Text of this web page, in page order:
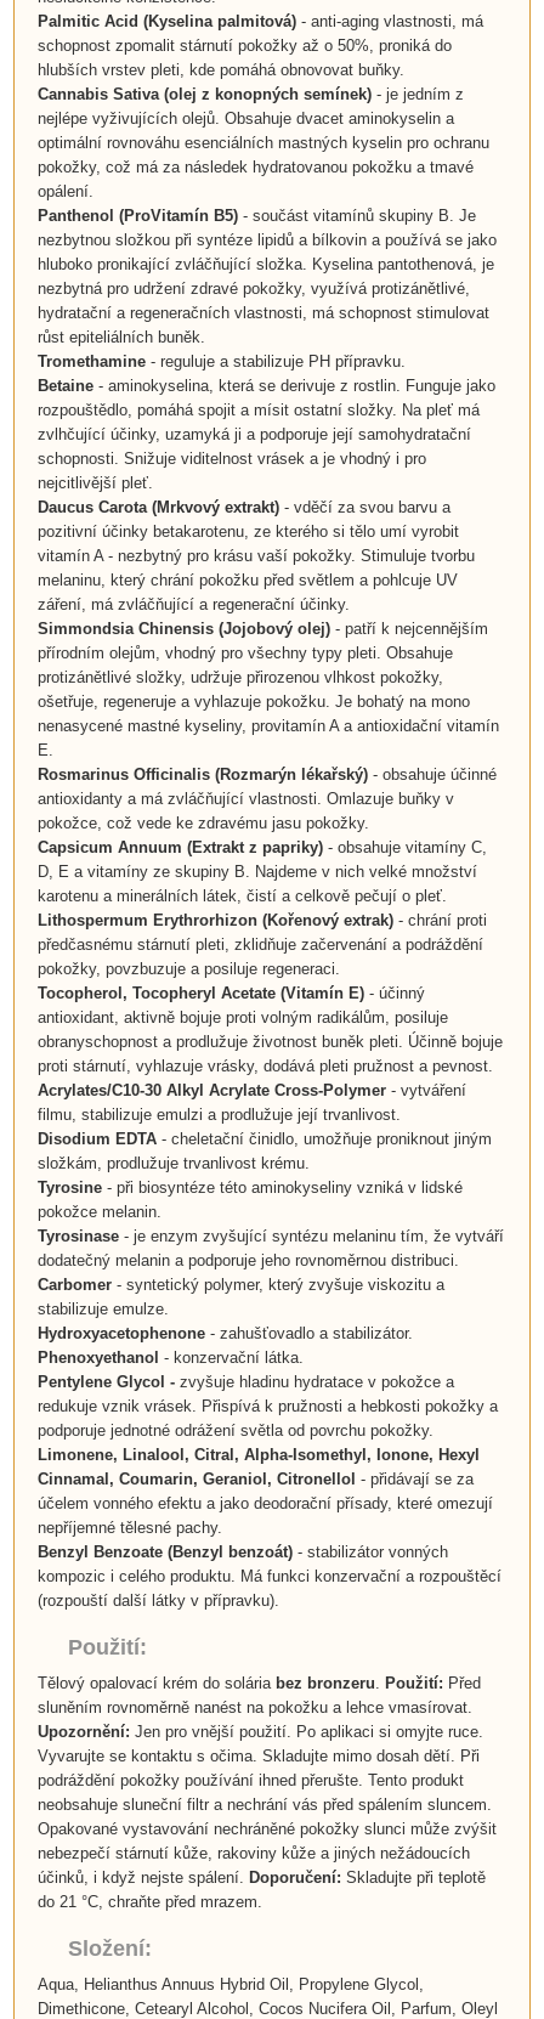
Palmitic Acid (Kyselina palmitová)- anti-aging vlastnosti, má
schopnost zpomalit stárnutí pokožky až o 50%, proniká do
hlubších vrstev pleti, kde pomáhá obnovovat buňky.
Cannabis Sativa (olej z konopných semínek)- je jedním z
nejlépe vyživujících olejů. Obsahuje dvacet aminokyselin a
optimální rovnováhu esenciálních mastných kyselin pro ochranu
pokožky, což má za následek hydratovanou pokožku a tmavé
opálení.
Panthenol (ProVitamín B5)- součást vitamínů skupiny B. Je
nezbytnou složkou při syntéze lipidů a bílkovin a používá se jako
hluboko pronikající zvláčňující složka. Kyselina pantothenová, je
nezbytná pro udržení zdravé pokožky, využívá protizánětlivé,
hydratační a regeneračních vlastnosti, má schopnost stimulovat
růst epiteliálních buněk.
Tromethamine- reguluje a stabilizuje PH přípravku.
Betaine - aminokyselina, která se derivuje z rostlin. Funguje jako
rozpouštědlo, pomáhá spojit a mísit ostatní složky. Na pleť má
zvlhčující účinky, uzamyká ji a podporuje její samohydratační
schopnosti. Snižuje viditelnost vrásek a je vhodný i pro
nejcitlivější pleť.
Daucus Carota(Mrkvový extrakt) - vděčí za svou barvu a
pozitivní účinky betakarotenu, ze kterého si tělo umí vyrobit
vitamín A - nezbytný pro krásu vaší pokožky. Stimuluje tvorbu
melaninu, který chrání pokožku před světlem a pohlcuje UV
záření, má zvláčňující a regenerační účinky.
Simmondsia Chinensis (Jojobový olej)- patří k nejcennějším
přírodním olejům, vhodný pro všechny typy pleti. Obsahuje
protizánětlivé složky, udržuje přirozenou vlhkost pokožky,
ošetřuje, regeneruje a vyhlazuje pokožku. Je bohatý na mono
nenasycené mastné kyseliny, provitamín A a antioxidační vitamín
E.
Rosmarinus Officinalis(Rozmarýn lékařský)- obsahuje účinné
antioxidanty a má zvláčňující vlastnosti. Omlazuje buňky v
pokožce, což vede ke zdravému jasu pokožky.
Capsicum Annuum (Extrakt z papriky)- obsahuje vitamíny C,
D, E a vitamíny ze skupiny B. Najdeme v nich velké množství
karotenu a minerálních látek, čistí a celkově pečují o pleť.
Lithospermum Erythrorhizon (Kořenový extrak)- chrání proti
předčasnému stárnutí pleti, zklidňuje začervenání a podráždění
pokožky, povzbuzuje a posiluje regeneraci.
Tocopherol, Tocopheryl Acetate(Vitamín E)- účinný
antioxidant, aktivně bojuje proti volným radikálům, posiluje
obranyschopnost a prodlužuje životnost buněk pleti. Účinně bojuje
proti stárnutí, vyhlazuje vrásky, dodává pleti pružnost a pevnost.
Acrylates/C10-30 Alkyl Acrylate Cross-Polymer- vytváření
filmu, stabilizuje emulzi a prodlužuje její trvanlivost.
Disodium EDTA- cheletační činidlo, umožňuje proniknout jiným
složkám, prodlužuje trvanlivost krému.
Tyrosine - při biosyntéze této aminokyseliny vzniká v lidské
pokožce melanin.
Tyrosinase - je enzym zvyšující syntézu melaninu tím, že vytváří
dodatečný melanin a podporuje jeho rovnoměrnou distribuci.
Carbomer - syntetický polymer, který zvyšuje viskozitu a
stabilizuje emulze.
Hydroxyacetophenone - zahušťovadlo a stabilizátor.
Phenoxyethanol - konzervační látka.
Pentylene Glycol - zvyšuje hladinu hydratace v pokožce a
redukuje vznik vrásek. Přispívá k pružnosti a hebkosti pokožky a
podporuje jednotné odrážení světla od povrchu pokožky.
Limonene, Linalool, Citral, Alpha-Isomethyl, Ionone, Hexyl
Cinnamal, Coumarin, Geraniol, Citronellol - přidávají se za
účelem vonného efektu a jako deodorační přísady, které omezují
nepříjemné tělesné pachy.
Benzyl Benzoate (Benzyl benzoát)- stabilizátor vonných
kompozic i celého produktu. Má funkci konzervační a rozpouštěcí
(rozpouští další látky v přípravku).
Použití:
Tělový opalovací krém do solária bez bronzeru Použití: Před
sluněním rovnoměrně nanést na pokožku a lehce vmasírovat.
Upozornění: Jen pro vnější použití. Po aplikaci si omyjte ruce.
Vyvarujte se kontaktu s očima. Skladujte mimo dosah dětí. Při
podráždění pokožky používání ihned přerušte. Tento produkt
neobsahuje sluneční filtr a nechrání vás před spálením sluncem.
Opakované vystavování nechráněné pokožky slunci může zvýšit
nebezpečí stárnutí kůže, rakoviny kůže a jiných nežádoucích
účinků, i když nejste spálení.
Doporučení: Skladujte při teplotě
do 21 °C, chraňte před mrazem.
Složení:
Aqua, Helianthus Annuus Hybrid Oil, Propylene Glycol,
Dimethicone, Cetearyl Alcohol, Cocos Nucifera Oil, Parfum, Oleyl